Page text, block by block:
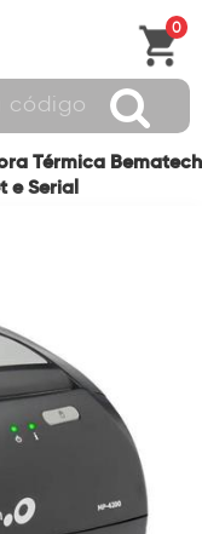
0
Térmica Bematech
e Serial